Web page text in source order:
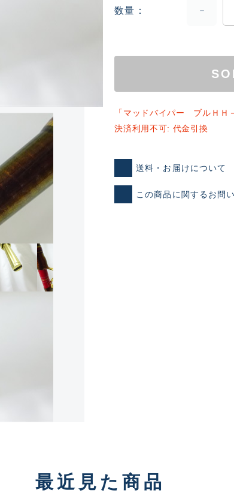
新古品（メーカー問屋から
C-
い品
数量
「マッドバイパー ブルＨＨ
決済利用不可: 代金引換
送料・お届けについて
この商品に関するお問
最近見た商品